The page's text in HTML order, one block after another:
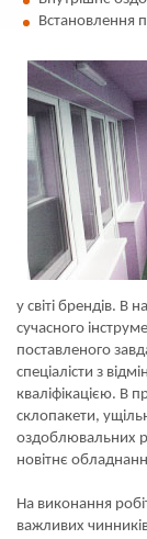
Встановлення
у світі брендів. В
сучасного
поставленого
спеціалісти з
кваліфікацією. В
склопакети,
оздоблювальних
новітнє
На виконання
важливих